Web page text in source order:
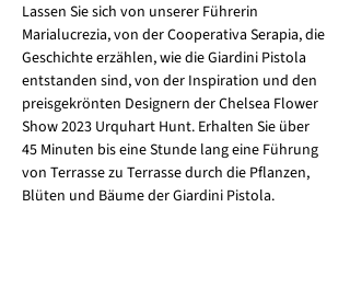
Lassen Sie sich von unserer Führerin
Marialucrezia, von der Cooperativa Serapia, die
Geschichte erzählen, wie die Giardini Pistola
entstanden sind, von der Inspiration und den
preisgekrönten Designern der Chelsea Flower
Show 2023 Urquhart Hunt. Erhalten Sie über
45 Minuten bis eine Stunde lang eine Führung
von Terrasse zu Terrasse durch die Pflanzen,
Blüten und Bäume der Giardini Pistola.